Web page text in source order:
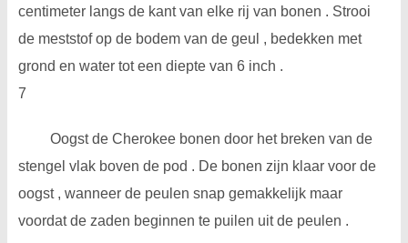
centimeter langs de kant van elke rij van bonen . Strooi
de meststof op de bodem van de geul , bedekken met
grond en water tot een diepte van 6 inch .
7
Oogst de Cherokee bonen door het breken van de
stengel vlak boven de pod . De bonen zijn klaar voor de
oogst , wanneer de peulen snap gemakkelijk maar
voordat de zaden beginnen te puilen uit de peulen .